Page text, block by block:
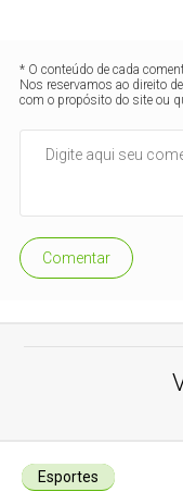
* O conteúdo de cada
Nos reservamos ao direito
com o propósito do site ou
Comentar
Esportes